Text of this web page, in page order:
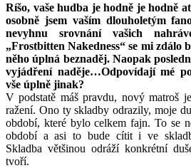
Ríšo, vaše hudba je hodně je hodně
osobně jsem vaším dlouholetým
nevyhnu srovnání vašich
„Frostbitten Nakedness“ se mi zdálo
něho úplná beznaděj. Naopak
vyjádření naděje…Odpovídají mé
vše úplně jinak?
V podstatě máš pravdu, nový matroš
ražení. Ono ty skladby odrazily, moje
období, které bylo celkem fajn. To se
období a asi to bude cítit i ve
Skladba většinou odráží konkrétní
tvoří.